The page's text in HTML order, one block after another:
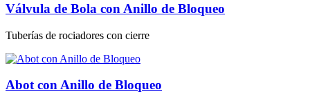
Válvula de Bola con Anillo de Bloqueo
Tuberías de rociadores con cierre
Abot con Anillo de Bloqueo